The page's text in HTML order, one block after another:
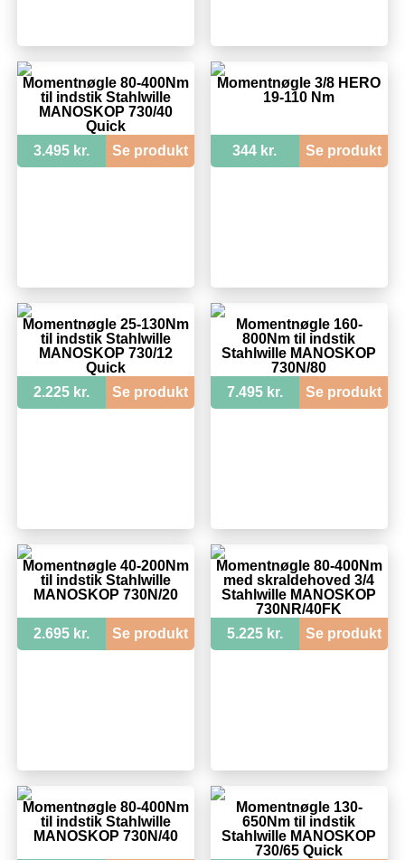
Momentnøgle 80-400Nm
til indstik Stahlwille
MANOSKOP 730/40
Quick
3.495 kr.
Se produkt
Momentnøgle 3/8 HERO
19-110 Nm
344 kr. Se produkt
Momentnøgle 25-130Nm
til indstik Stahlwille
MANOSKOP 730/12
Quick
2.225 kr.
Se produkt
Momentnøgle 160-
800Nm til indstik
Stahlwille MANOSKOP
730N/80
7.495 kr.
Se produkt
Momentnøgle 40-200Nm
til indstik Stahlwille
MANOSKOP 730N/20
2.695 kr. Se produkt
Momentnøgle 80-400Nm
med skraldehoved 3/4
Stahlwille MANOSKOP
730NR/40FK
5.225 kr.
Se produkt
Momentnøgle 80-400Nm
til indstik Stahlwille
MANOSKOP 730N/40
Momentnøgle 130-
650Nm til indstik
Stahlwille MANOSKOP
730/65 Quick